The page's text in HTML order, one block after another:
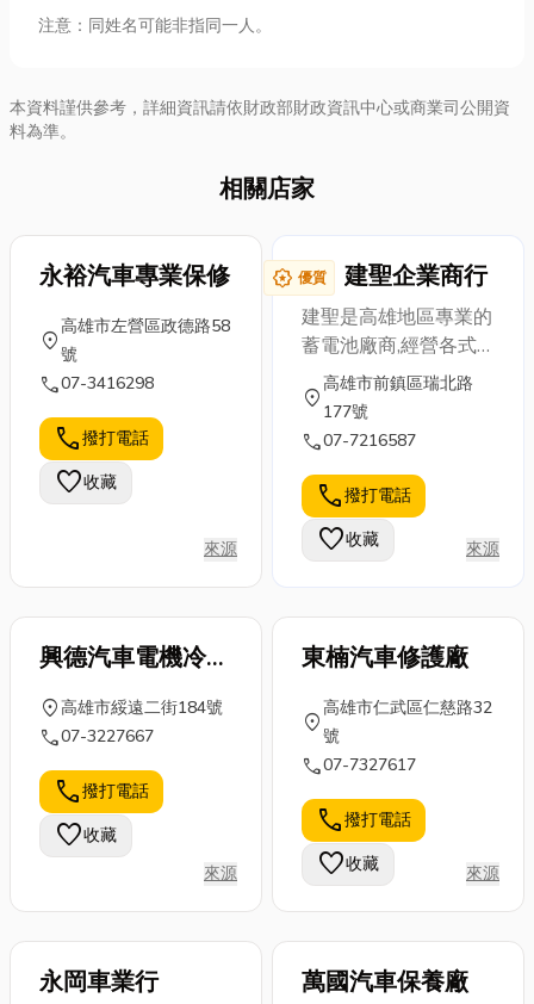
注意：同姓名可能非指同一人。
本資料謹供參考，詳細資訊請依財政部財政資訊中心或商業司公開資
料為準。
相關店家
永裕汽車專業保修
location_on
高雄市左營區政德路58
號
call07-3416298
call撥打電話
favorite收藏
來源
award_star 優質 建聖企業商行
建聖是高雄地區專業的
蓄電池廠商,經營各式
的電池,包含-不斷電系
統,車用蓄電池,船舶專
用電池等,品質及服務
持。
location_on
高雄市前鎮區瑞北路
177號
call07-7216587
call撥打電話
favorite收藏 來源
興德汽車電機冷氣
行
location_on高雄市綏遠二街184號
call07-3227667
call撥打電話
favorite收藏
來源
東楠汽車修護廠
location_on
高雄市仁武區仁慈路32
號
call07-7327617
call撥打電話
favorite收藏 來源
永岡車業行 萬國汽車保養廠